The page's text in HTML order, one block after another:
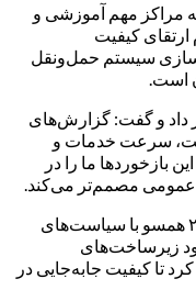
خط ۳۴۰ در اتصال به مراکز مهم آموزشی و
کیفیت
سیستم حمل‌ونقل
است.
داد و گفت: گزارش‌های
سرعت خدمات و
بازخوردها ما را در
عمومی مصمم‌تر می‌کند.
وی در پایان تأکید کرد: شهرداری منطقه ۲۰ همسو با سیاست‌های
زیرساخت‌های
تا کیفیت جابه‌جایی در